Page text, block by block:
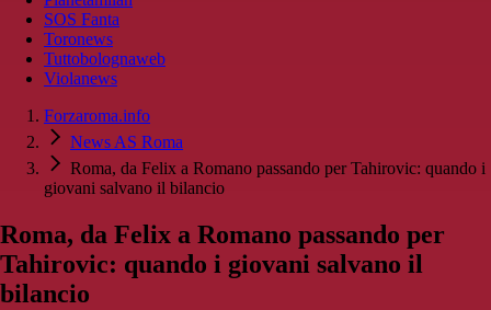
SOS Fanta
Toronews
Tuttobolognaweb
Violanews
Forzaroma.info
News AS Roma
Roma, da Felix a Romano passando per Tahirovic: quando i
giovani salvano il bilancio
Roma, da Felix a Romano passando per
Tahirovic: quando i giovani salvano il
bilancio